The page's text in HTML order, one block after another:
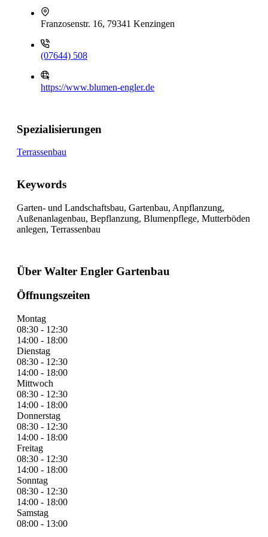
Franzosenstr. 16, 79341 Kenzingen
(07644) 508
https://www.blumen-engler.de
Spezialisierungen
Terrassenbau
Keywords
Garten- und Landschaftsbau, Gartenbau, Anpflanzung,
Außenanlagenbau, Bepflanzung, Blumenpflege, Mutterböden
anlegen, Terrassenbau
Über Walter Engler Gartenbau
Öffnungszeiten
Montag
08:30 - 12:30
14:00 - 18:00
Dienstag
08:30 - 12:30
14:00 - 18:00
Mittwoch
08:30 - 12:30
14:00 - 18:00
Donnerstag
08:30 - 12:30
14:00 - 18:00
Freitag
08:30 - 12:30
14:00 - 18:00
Sonntag
08:30 - 12:30
14:00 - 18:00
Samstag
08:00 - 13:00